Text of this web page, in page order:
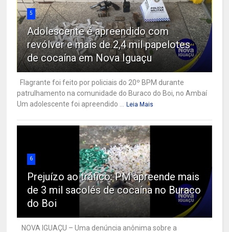
5
Adolescente é apreendido com
revólver e mais de 2,4 mil papelotes
de cocaína em Nova Iguaçu
Flagrante foi feito por policiais do 20º BPM durante
patrulhamento na comunidade do Buraco do Boi, no Ambaí
Um adolescente foi apreendido ... Leia Mais
6
Prejuízo ao tráfico: PM apreende mais
de 3 mil sacolés de cocaína no Buraco
do Boi
NOVA IGUAÇU – Uma denúncia anônima sobre a